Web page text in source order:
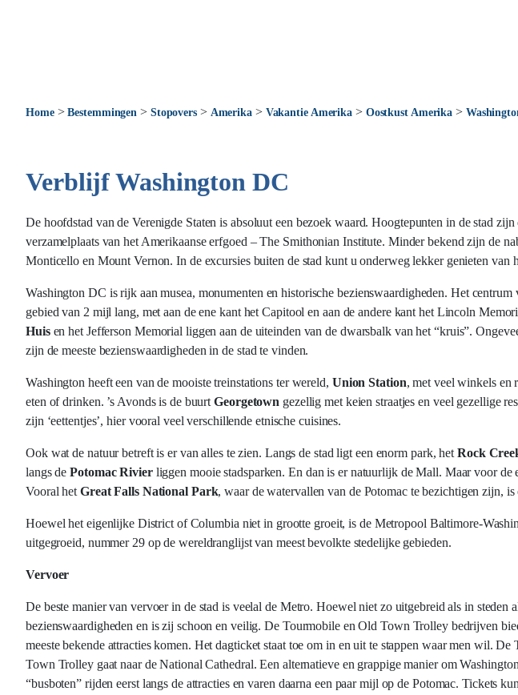
Home>Bestemmingen > Stopovers> Amerika> Vakantie Amerika > Oostkust Amerika >
Verblijf Washington DC
De hoofdstad van de Verenigde Staten is absoluut een bezoek waard. Hoogtepunten in de stad
verzamelplaats van het Amerikaanse erfgoed – The Smithonian Institute. Minder bekend zijn de
Monticello en Mount Vernon. In de excursies buiten de stad kunt u onderweg lekker genieten van
Washington DC is rijk aan musea, monumenten en historische bezienswaardigheden. Het
gebied van 2 mijl lang, met aan de ene kant het Capitool en aan de andere kant het Lincoln
Huisen het Jefferson Memorial liggen aan de uiteinden van de dwarsbalk van het “kruis”.
zijn de meeste bezienswaardigheden in de stad te vinden.
Washington heeft een van de mooiste treinstations ter wereld, Union Station, met veel winkels en
eten of drinken. ’s Avonds is de buurtGeorgetown gezellig met keien straatjes en veel gezellige
zijn ‘eettentjes’, hier vooral veel verschillende etnische cuisines.
Ook wat de natuur betreft is er van alles te zien. Langs de stad ligt een enorm park, het Rock
langs dePotomac Rivierliggen mooie stadsparken. En dan is er natuurlijk de Mall. Maar voor
Vooral het Great Falls National Park, waar de watervallen van de Potomac te bezichtigen zijn,
Hoewel het eigenlijke District of Columbia niet in grootte groeit, is de Metropool Baltimore-
uitgegroeid, nummer 29 op de wereldranglijst van meest bevolkte stedelijke gebieden.
Vervoer
De beste manier van vervoer in de stad is veelal de Metro. Hoewel niet zo uitgebreid als in steden
bezienswaardigheden en is zij schoon en veilig. De Tourmobile en Old Town Trolley bedrijven
meeste bekende attracties komen. Het dagticket staat toe om in en uit te stappen waar men wil.
Town Trolley gaat naar de National Cathedral. Een alternatieve en grappige manier om
“busboten” rijden eerst langs de attracties en varen daarna een paar mijl op de Potomac. Tickets